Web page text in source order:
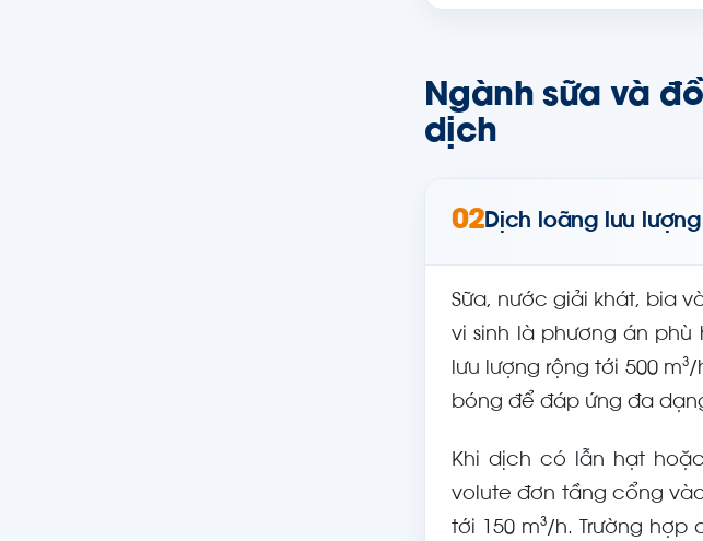
Ngành sữa và
dịch
02Dịch loãng lưu
Sữa, nước giải khát, bia
vi sinh là phương án phù
lưu lượng rộng tới 500
bóng để đáp ứng đa
Khi dịch có lẫn hạt
volute đơn tầng cổng
tới 150 m³/h. Trường